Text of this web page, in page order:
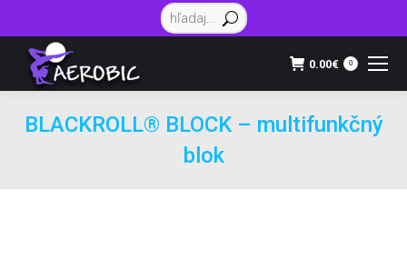
Vyhľadávanie:
0.00€ 0
BLACKROLL® BLOCK – multifunkčný
blok